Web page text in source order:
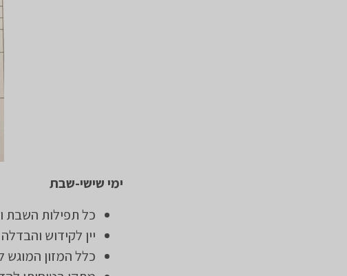
ימי שישי-שבת
כל תפילות השבת
יין לקידוש
כלל המזון המוגש